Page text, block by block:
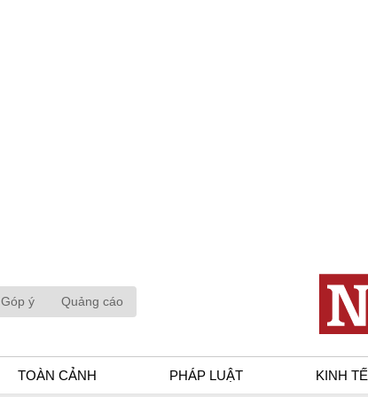
Góp ý Quảng cáo
TOÀN CẢNH PHÁP LUẬT KINH TẾ